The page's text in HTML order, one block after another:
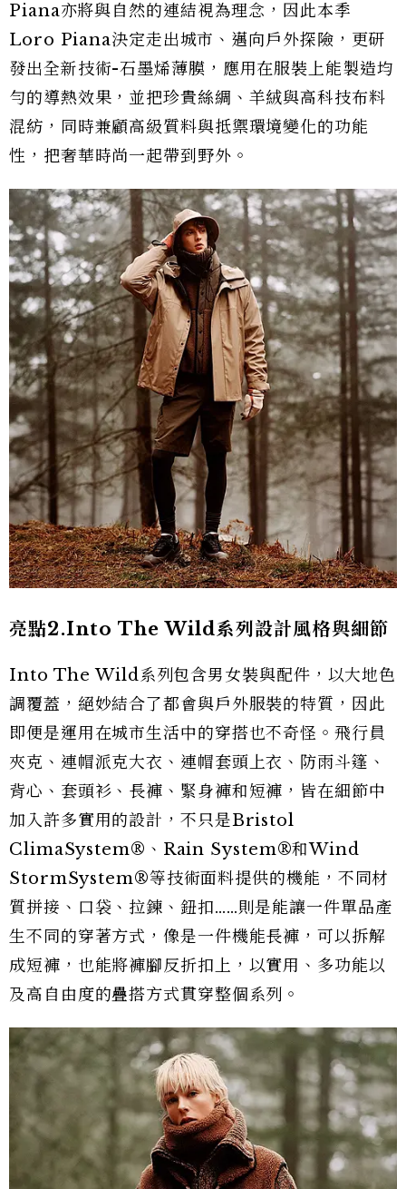
Piana亦將與自然的連結視為理念，因此本季
Loro Piana決定走出城市、邁向戶外探險，更研
發出全新技術-石墨烯薄膜，應用在服裝上能製造均
勻的導熱效果，並把珍貴絲綢、羊絨與高科技布料
混紡，同時兼顧高級質料與抵禦環境變化的功能
性，把奢華時尚一起帶到野外。
亮點2.Into The Wild系列設計風格與細節
Into The Wild系列包含男女裝與配件，以大地色
調覆蓋，絕妙結合了都會與戶外服裝的特質，因此
即便是運用在城市生活中的穿搭也不奇怪。飛行員
夾克、連帽派克大衣、連帽套頭上衣、防雨斗篷、
背心、套頭衫、長褲、緊身褲和短褲，皆在細節中
加入許多實用的設計，不只是Bristol
ClimaSystem®、Rain System®和Wind
StormSystem®等技術面料提供的機能，不同材
質拼接、口袋、拉鍊、鈕扣……則是能讓一件單品產
生不同的穿著方式，像是一件機能長褲，可以拆解
成短褲，也能將褲腳反折扣上，以實用、多功能以
及高自由度的疊搭方式貫穿整個系列。